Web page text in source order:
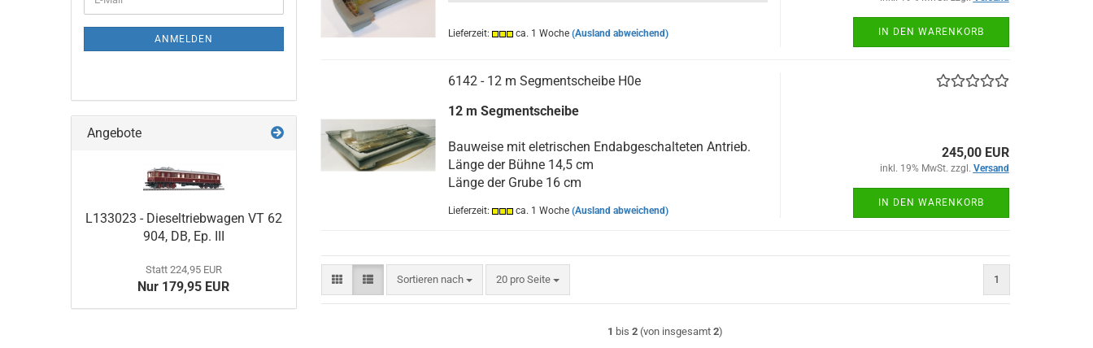
Lieferzeit: ca. 1 Woche (Ausland abweichend) IN DEN WARENKORB
6142 - 12 m Segmentscheibe H0e
12 m Segmentscheibe
Bauweise mit eletrischen Endabgeschalteten Antrieb.
Länge der Bühne 14,5 cm
Länge der Grube 16 cm
Lieferzeit: ca. 1 Woche (Ausland abweichend)
245,00 EUR
inkl. 19% MwSt. zzgl. Versand
IN DEN WARENKORB
Sortieren nach
Sortieren nach 20 pro Seite
pro Seite 1
1 bis2 (von insgesamt2)
ZUR
Mail
ANMELDEN
Angebote
L133023 - Dieseltriebwagen VT 62
904, DB, Ep. III
Statt 224,95 EUR
Nur 179,95 EUR